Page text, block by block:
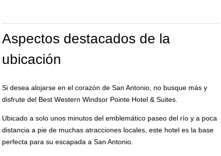
Aspectos destacados de la
ubicación
Si desea alojarse en el corazón de San Antonio, no busque más y
disfrute del Best Western Windsor Pointe Hotel & Suites.
Ubicado a solo unos minutos del emblemático paseo del río y a poca
distancia a pie de muchas atracciones locales, este hotel es la base
perfecta para su escapada a San Antonio.